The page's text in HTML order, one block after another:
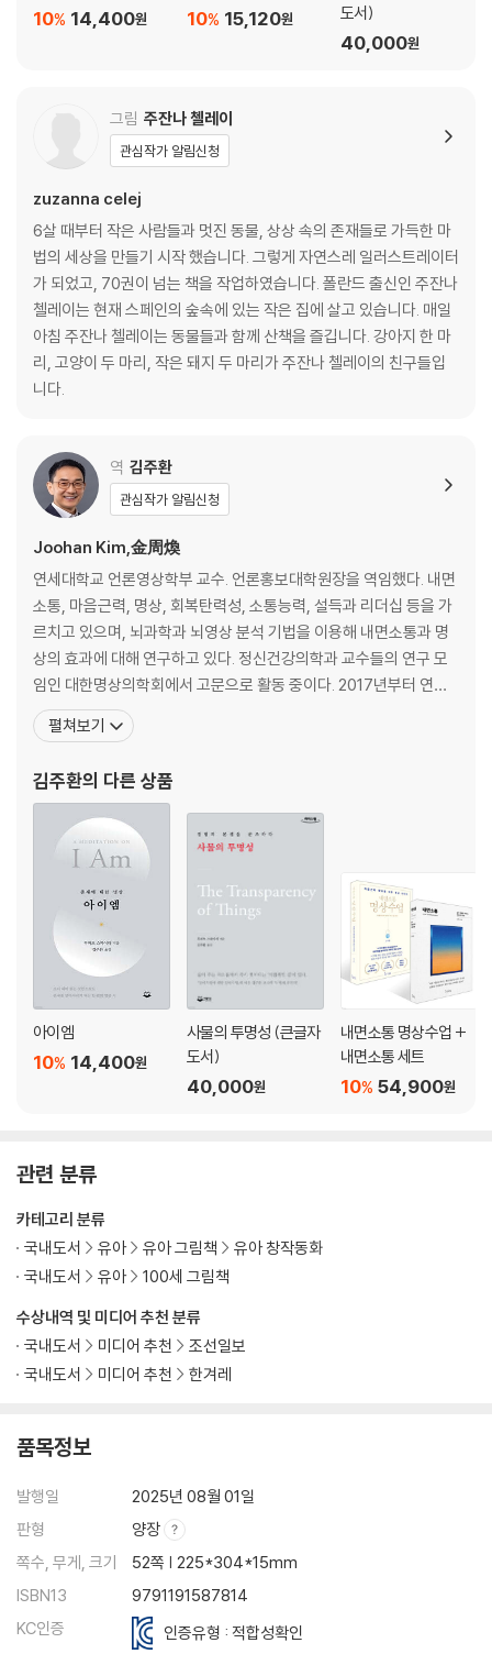
14,400원
10% 15,120원
10%
도서)
40,000원
그림 주잔나 첼레이
관심작가 알림신청
zuzanna celej
6살 때부터 작은 사람들과 멋진 동물, 상상 속의 존재들로 가득한 마
법의 세상을 만들기 시작 했습니다. 그렇게 자연스레 일러스트레이터
가 되었고, 70권이 넘는 책을 작업하였습니다. 폴란드 출신인 주잔나
첼레이는 현재 스페인의 숲속에 있는 작은 집에 살고 있습니다. 매일
아침 주잔나 첼레이는 동물들과 함께 산책을 즐깁니다. 강아지 한 마
리, 고양이 두 마리, 작은 돼지 두 마리가 주잔나 첼레이의 친구들입
니다.
역 김주환
관심작가 알림신청
Joohan Kim,金周煥
연세대학교 언론영상학부 교수. 언론홍보대학원장을 역임했다. 내면
소통, 마음근력, 명상, 회복탄력성, 소통능력, 설득과 리더십 등을 가
르치고 있으며, 뇌과학과 뇌영상 분석 기법을 이용해 내면소통과 명
상의 효과에 대해 연구하고 있다. 정신건강의학과 교수들의 연구 모
임인 대한명상의학회에서 고문으로 활동 중이다. 2017년부터 연세
대학교 야구부 멘털 코치를 맡아 명상 훈련을 시키고 있으며, 2024
년 7월 파리올림픽에서는 양궁 국가대표팀을 대상으로 3개월간 내
펼쳐보기
김주환의 다른 상품
아이엠
14,400원
10%
사물의 투명성 (큰글자
도서)
40,000원
내면소통 명상수업 +
내면소통 세트
54,900원
10%
관련 분류
수상내역 및 미디어 추천 분류
국내도서
미디어 추천
조선일보
국내도서
미디어 추천 한겨레
카테고리 분류
국내도서
유아 유아 그림책
유아 창작동화
국내도서
유아 100세 그림책
품목정보
발행일
2025년 08월 01일
판형
양장
쪽수, 무게, 크기
52쪽 | 225*304*15mm
ISBN13
9791191587814
KC인증
인증유형 : 적합성확인